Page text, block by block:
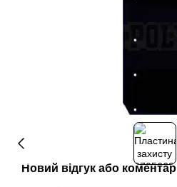
Новий відгук або коментар